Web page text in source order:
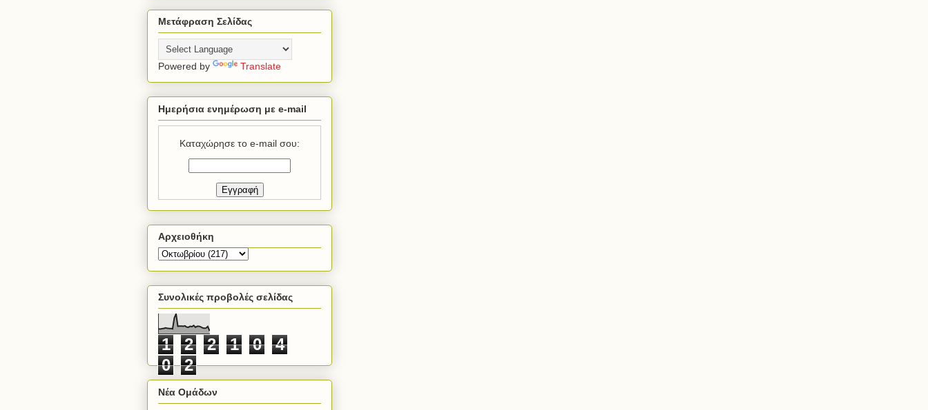
Μετάφραση Σελίδας
Powered by Translate
Ημερήσια ενημέρωση με e-mail
Καταχώρησε το e-mail σου:
Αρχειοθήκη
Συνολικές προβολές σελίδας
1 2 2 1 0
4
0
2
Νέα Ομάδων